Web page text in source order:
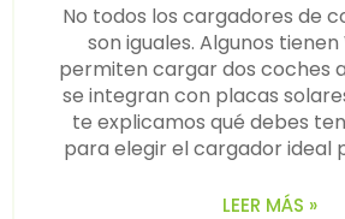
No todos los cargadores de
son iguales. Algunos
permiten cargar dos coches
se integran con placas
te explicamos qué debes
para elegir el cargador ideal
LEER MÁS »